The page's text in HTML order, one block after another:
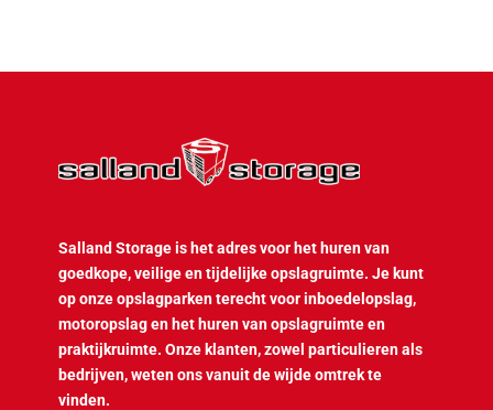
Salland Storage is het adres voor het huren van
goedkope, veilige en tijdelijke opslagruimte. Je kunt
op onze opslagparken terecht voor inboedelopslag,
motoropslag en het huren van opslagruimte en
praktijkruimte. Onze klanten, zowel particulieren als
bedrijven, weten ons vanuit de wijde omtrek te
vinden.